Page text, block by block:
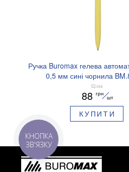
Ручка Buromax гелева
0,5 мм сині чорнила
Ціна
88 грн
шт
КУПИТИ
КНОПКА
ЗВ'ЯЗКУ